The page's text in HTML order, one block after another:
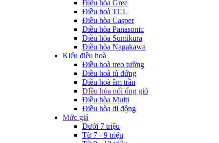
Điều hòa Gree
Điều hoà TCL
Điều hòa Casper
Điều hòa Panasonic
Điều hòa Sumikura
Điều hòa Nagakawa
Kiểu điều hoà
Điều hoà treo tường
Điều hoà tủ đứng
Điều hoà âm trần
ĐIều hòa nối ống gió
Điều hòa Multi
Điều hòa di động
Mức giá
Dưới 7 triệu
Từ 7 - 9 triệu